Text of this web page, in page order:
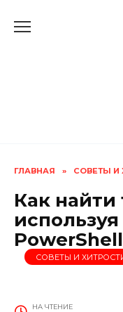
ГЛАВНАЯ » СОВЕТЫ И
Как найти
СОВЕТЫ И
НА ЧТЕНИЕ